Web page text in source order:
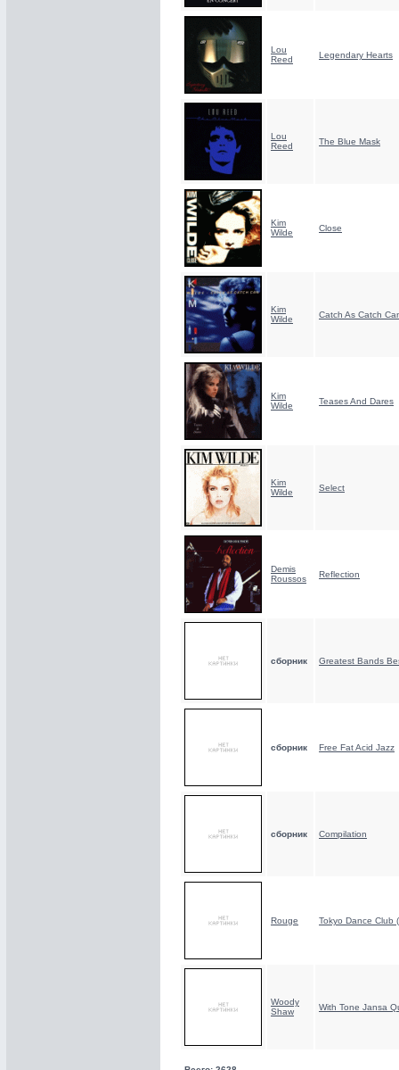
Lou
Reed
Legendary Hearts
Lou
Reed
The Blue Mask
Kim
Wilde
Close
Kim
Wilde
Catch As Catch
Kim
Wilde
Teases And Dares
Kim
Wilde
Select
Demis
Roussos
Reflection
сборник Greatest Bands
сборник Free Fat Acid Jazz
сборник Compilation
Rouge Tokyo Dance Club
Woody
Shaw
With Tone Jansa